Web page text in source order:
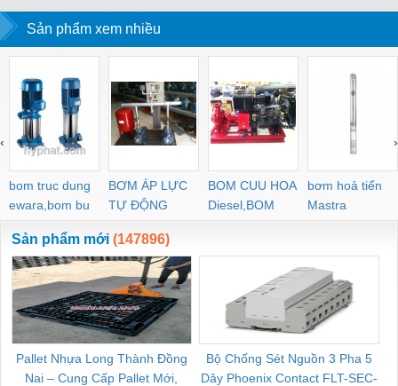
PLF PMF PTL SL SS
SCA SAFS SASF HVFS
HVSF PU PV PE PY
HVFF PLJ PYJ PP PG
PEG PW PGJ PPGJ
PYJW SL-C PC-C
POC-C PL-C
SCG353A044 ASCO
SCG353A047 ASCO
SCG353A050 ASCO
SXE353.060
IPH-2A-5-11, IPH-5A-
IPH-5B-50-LT-11, IPH-
100-L-11, IPH-5A-40-
11
100/16 YB1-
YB1-40/12 YB1-
Sản phẩm xem nhiều
bom truc dung
ewara,bom bu
ewara
BƠM ÁP LỰC
TỰ ĐỘNG
BOM CUU HOA
Diesel,BOM
CHUA CHAY
bơm hoả tiển
Mastra
‹ ›
Sản phẩm mới (147896)
Pallet Nhựa Long Thành Đồng
Nai – Cung Cấp Pallet Mới,
Bộ Chống Sét Nguồn 3 Pha 5
Dây Phoenix Contact FLT-SEC-